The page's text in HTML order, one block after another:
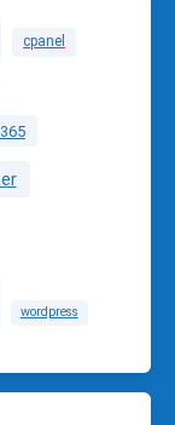
cpanel
wordpress